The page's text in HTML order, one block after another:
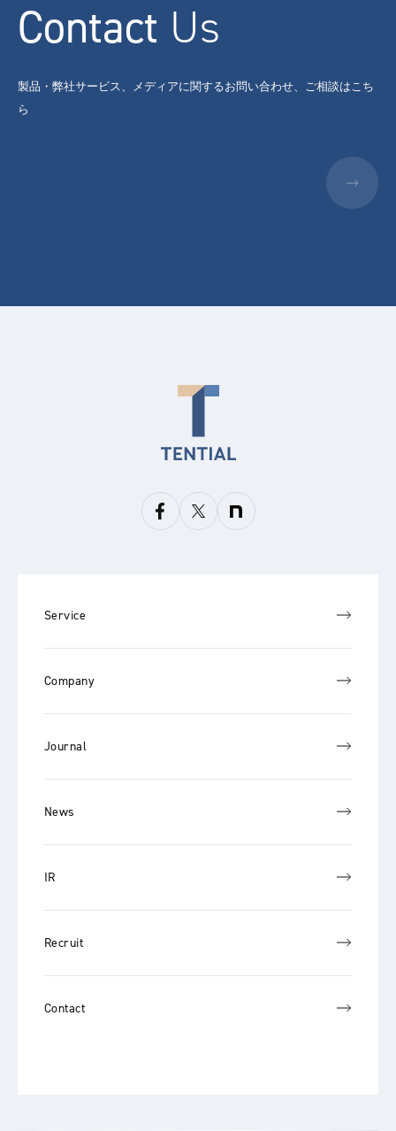
Contact Us
製品・弊社サービス、メディアに関するお問い合わせ、ご相談はこち
ら
Service
Company
Journal
News
IR
Recruit
Contact